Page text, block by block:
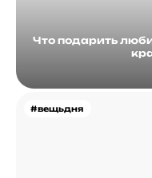
Что подарить
#вещьдня